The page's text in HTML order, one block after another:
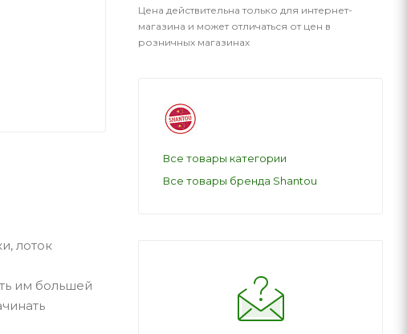
лоток
им большей
Цена действительна только для интернет-
магазина и может отличаться от цен в
розничных магазинах
Все товары категории
Все товары бренда Shantou